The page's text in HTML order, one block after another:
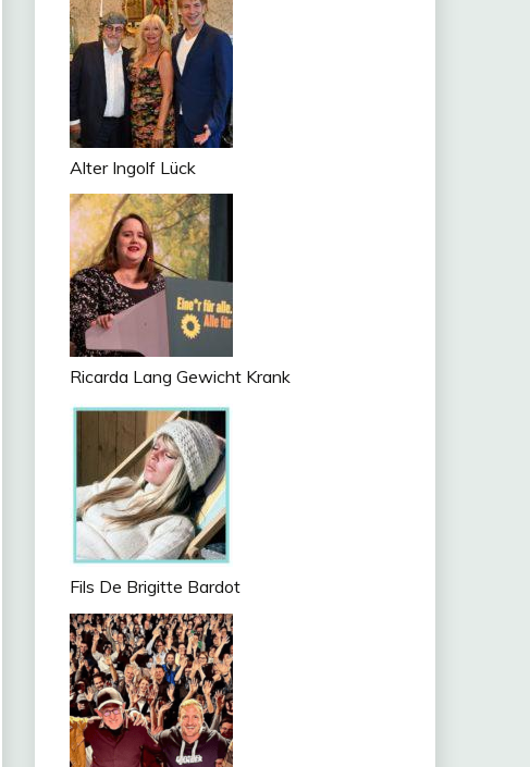
Alter Ingolf Lück
Ricarda Lang Gewicht Krank
Fils De Brigitte Bardot